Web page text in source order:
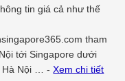
tin giá cả như thế
tham
tới Singapore dưới
Hà Nội … -Xem chi tiết